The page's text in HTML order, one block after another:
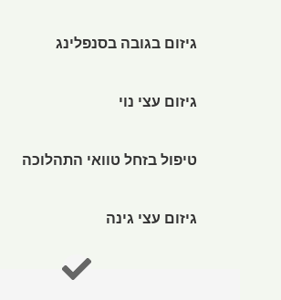
גיזום בגובה בסנפלינג
גיזום עצי נוי
טיפול בזחל טוואי התהלוכה
גיזום עצי גינה